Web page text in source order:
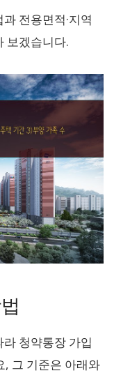
전용면적·지역
보겠습니다.
청약통장 가입
, 그 기준은 아래와